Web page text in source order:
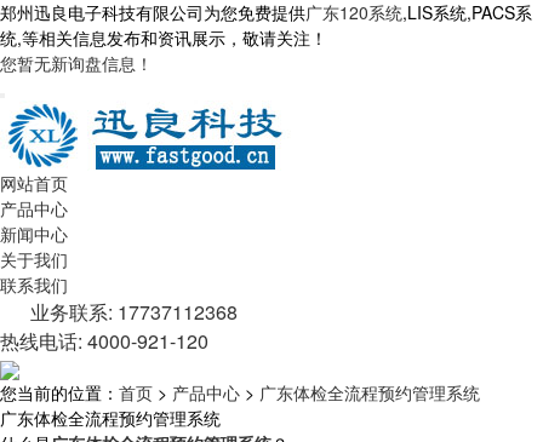
郑州迅良电子科技有限公司为您免费提供广东120系统,LIS系统,PACS系
统,等相关信息发布和资讯展示，敬请关注！
您暂无新询盘信息！
网站首页
产品中心
新闻中心
关于我们
联系我们
业务联系: 17737112368
热线电话: 4000-921-120
您当前的位置： 首页 > 产品中心 > 广东体检全流程预约管理系统
广东体检全流程预约管理系统